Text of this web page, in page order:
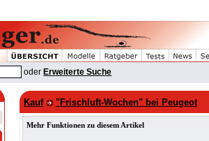
oder Erweiterte Suche
Kauf "Frischluft-Wochen" bei Peugeot
Mehr Funktionen zu diesem Artikel